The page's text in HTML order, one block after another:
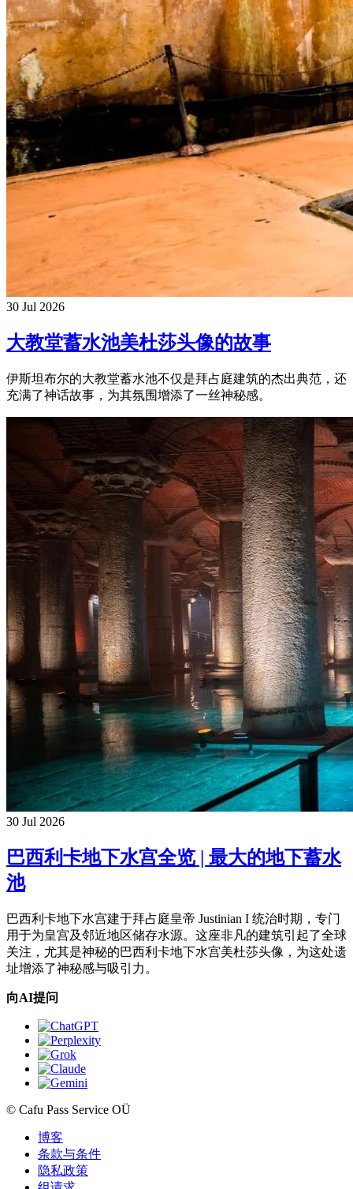
30 Jul 2026
大教堂蓄水池美杜莎头像的故事
伊斯坦布尔的大教堂蓄水池不仅是拜占庭建筑的杰出典范，还
充满了神话故事，为其氛围增添了一丝神秘感。
30 Jul 2026
巴西利卡地下水宫全览 | 最大的地下蓄水
池
巴西利卡地下水宫建于拜占庭皇帝 Justinian I 统治时期，专门
用于为皇宫及邻近地区储存水源。这座非凡的建筑引起了全球
关注，尤其是神秘的巴西利卡地下水宫美杜莎头像，为这处遗
址增添了神秘感与吸引力。
向AI提问
© Cafu Pass Service OÜ
博客
条款与条件
隐私政策